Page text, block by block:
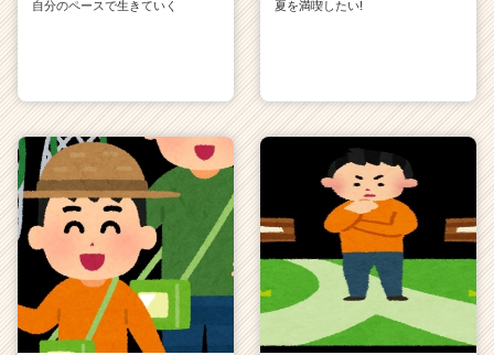
自分のペースで生きていく
夏を満喫したい!